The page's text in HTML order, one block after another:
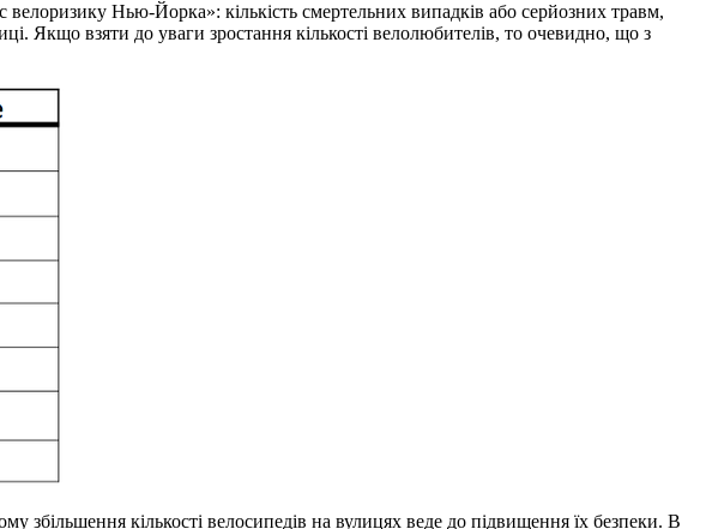
велоризику Нью-Йорка»: кількість смертельних випадків або серйозних травм,
Якщо взяти до уваги зростання кількості велолюбителів, то очевидно, що з
кількості велосипедів на вулицях веде до підвищення їх безпеки. В